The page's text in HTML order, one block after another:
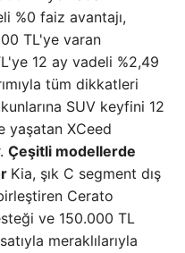
%0 faiz avantajı,
TL'ye varan
12 ay vadeli %2,49
tüm dikkatleri
SUV keyfini 12
yaşatan XCeed
Çeşitli modellerde
Kia, şık C segment dış
Cerato
ve 150.000 TL
meraklılarıyla